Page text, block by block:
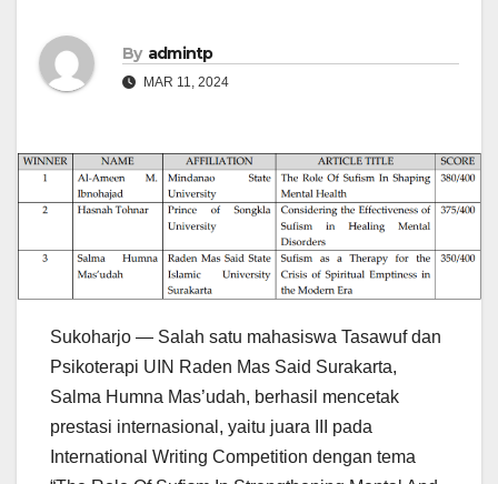
By admintp
MAR 11, 2024
Sukoharjo — Salah satu mahasiswa Tasawuf dan
Psikoterapi UIN Raden Mas Said Surakarta,
Salma Humna Mas’udah, berhasil mencetak
prestasi internasional, yaitu juara III pada
International Writing Competition dengan tema